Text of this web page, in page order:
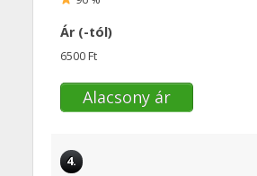
Ár (-tól)
6500 Ft
Alacsony ár
4.